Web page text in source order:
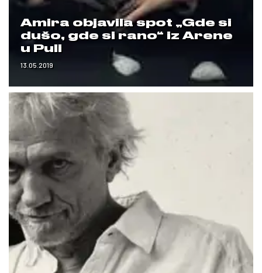
Amira objavila spot „Gde si
dušo, gde si rano“ iz Arene
u Puli
13.05.2019